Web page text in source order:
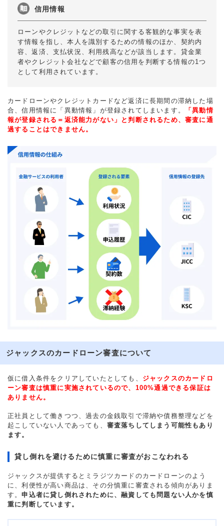
信用情報
ローンやクレジットなどの取引に関する客観的な事実を表
す情報を指し、本人を識別するための情報のほか、契約内
容、返済、支払状況、利用残高などが該当します。貸金業
者やクレジット会社などで顧客の信用を判断する情報の1つ
として利用されています。
カードローンやクレジットカードなど返済に長期間の滞納した場
合、信用情報に「異動情報」が登録されてしまいます。
「異動情
報が登録される＝返済能力がない」と判断されるため、審査に通
過することはできません。
ジャックスのカードローン審査について
仮に借入条件をクリアしていたとしても、 ジャックスのカードロ
ーン審査は慎重に実施されているので、100%通過できる保証は
ありません。
正社員として働きつつ、過去の金銭取引で滞納や債務整理などを
起こしていない人であっても、 審査落ちしてしまう可能性もあり
ます。
貸し倒れを避けるために慎重に審査がおこなわれる
ジャックスが提供するとミラジツカードのカードローンのよう
に、利便性が高い商品は、その分慎重に審査される傾向がありま
す。申込者に貸し倒れされために、融資しても問題ない人かを慎
重に判断しています。